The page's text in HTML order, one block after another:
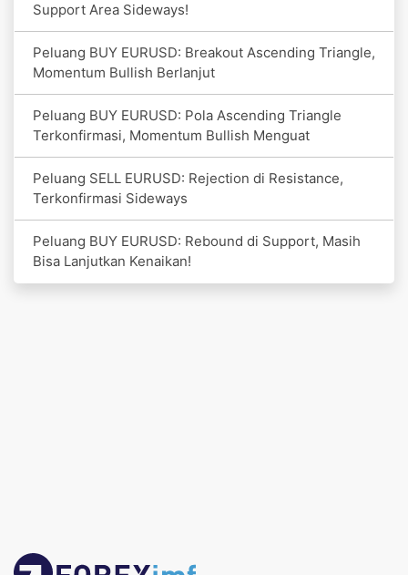
Support Area Sideways!
Peluang BUY EURUSD: Breakout Ascending Triangle,
Momentum Bullish Berlanjut
Peluang BUY EURUSD: Pola Ascending Triangle
Terkonfirmasi, Momentum Bullish Menguat
Peluang SELL EURUSD: Rejection di Resistance,
Terkonfirmasi Sideways
Peluang BUY EURUSD: Rebound di Support, Masih
Bisa Lanjutkan Kenaikan!